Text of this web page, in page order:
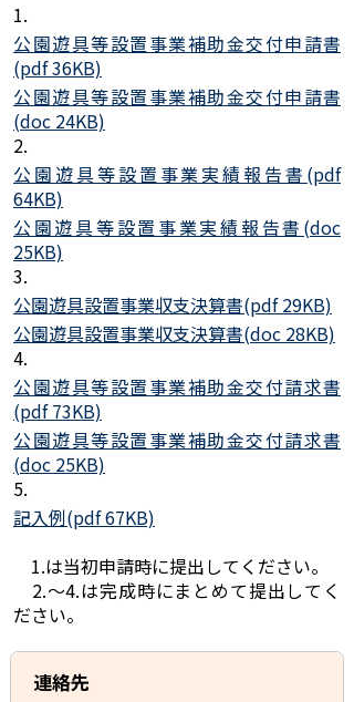
1.
公園遊具等設置事業補助金交付申請書
(pdf 36KB)
公園遊具等設置事業補助金交付申請書
(doc 24KB)
2.
公園遊具等設置事業実績報告書(pdf
64KB)
公園遊具等設置事業実績報告書(doc
25KB)
3.
公園遊具設置事業収支決算書(pdf 29KB)
公園遊具設置事業収支決算書(doc 28KB)
4.
公園遊具等設置事業補助金交付請求書
(pdf 73KB)
公園遊具等設置事業補助金交付請求書
(doc 25KB)
5.
記入例(pdf 67KB)
1.は当初申請時に提出してください。
2.～4.は完成時にまとめて提出してく
ださい。
連絡先